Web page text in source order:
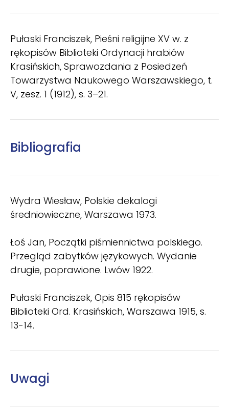
Pułaski Franciszek, Pieśni religijne XV w. z
rękopisów Biblioteki Ordynacji hrabiów
Krasińskich, Sprawozdania z Posiedzeń
Towarzystwa Naukowego Warszawskiego, t.
V, zesz. 1 (1912), s. 3–21.
Bibliografia
Wydra Wiesław, Polskie dekalogi
średniowieczne, Warszawa 1973.
Łoś Jan, Początki piśmiennictwa polskiego.
Przegląd zabytków językowych. Wydanie
drugie, poprawione. Lwów 1922.
Pułaski Franciszek, Opis 815 rękopisów
Biblioteki Ord. Krasińskich, Warszawa 1915, s.
13-14.
Uwagi